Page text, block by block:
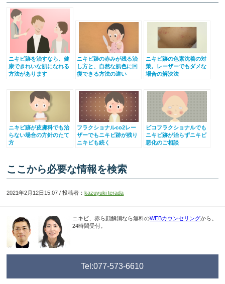
ニキビ跡を治すなら、健
康できれいな肌になれる
方法があります
ニキビ跡の赤みが残る治
し方と、自然な肌色に回
復できる方法の違い
ニキビ跡の色素沈着の対
策。レーザーでもダメな
場合の解決法
ニキビ跡が皮膚科でも治
らない場合の方針のたて
方
フラクショナルco2レー
ザーでもニキビ跡が残り
ニキビも続く
ピコフラクショナルでも
ニキビ跡が治らずニキビ
悪化のご相談
ここから必要な情報を検索
2021年2月12日15:07 / 投稿者：kazuyuki terada
ニキビ、赤ら顔解消なら無料のWEBカウンセリングから。
24時間受付。
Tel:077-573-6610